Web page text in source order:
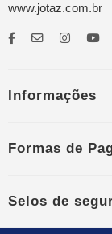
www.jotaz.com.br
Informações
Formas de
Selos de